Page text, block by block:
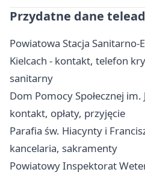
Przydatne dane
Powiatowa Stacja
Kielcach - kontakt, telefon
sanitarny
Dom Pomocy Społecznej im.
kontakt, opłaty, przyjęcie
Parafia św. Hiacynty i
kancelaria, sakramenty
Powiatowy Inspektorat